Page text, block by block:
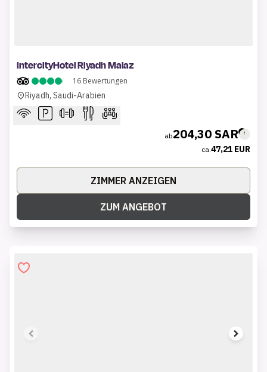
IntercityHotel Riyadh Malaz
16 Bewertungen
Riyadh, Saudi-Arabien
ab204,30 SAR
ca. 47,21 EUR
ZIMMER ANZEIGEN
ZUM ANGEBOT